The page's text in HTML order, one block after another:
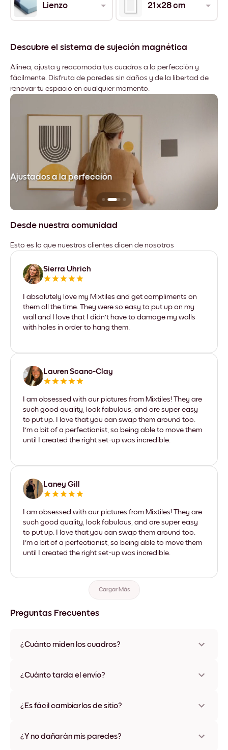
Lienzo 21x28 cm
Descubre el sistema de sujeción magnética
Alinea, ajusta y reacomoda tus cuadros a la perfección y
fácilmente. Disfruta de paredes sin daños y de la libertad de
renovar tu espacio en cualquier momento.
Ajustados a la perfección
Desde nuestra comunidad
Esto es lo que nuestros clientes dicen de nosotros
Sierra Uhrich
I absolutely love my Mixtiles and get compliments on
them all the time. They were so easy to put up on my
wall and I love that I didn't have to damage my walls
with holes in order to hang them.
Lauren Scano-Clay
I am obsessed with our pictures from Mixtiles! They are
such good quality, look fabulous, and are super easy
to put up. I love that you can swap them around too.
I'm a bit of a perfectionist, so being able to move them
until I created the right set-up was incredible.
Laney Gill
I am obsessed with our pictures from Mixtiles! They are
such good quality, look fabulous, and are super easy
to put up. I love that you can swap them around too.
I'm a bit of a perfectionist, so being able to move them
until I created the right set-up was incredible.
Cargar Más
Preguntas Frecuentes
¿Cuánto miden los cuadros?
varios materiales y colores de marco, incluidas opciones sin
¿Cuánto tarda el envío?
disponibles en algunos países. Te enviaremos un número de
¿Es fácil cambiarlos de sitio?
ningún daño
¿Y no dañarán mis paredes?